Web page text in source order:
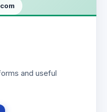
and useful